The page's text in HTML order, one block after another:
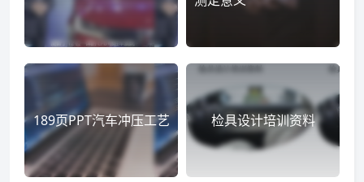
189页PPT汽车冲压工艺 检具设计培训资料